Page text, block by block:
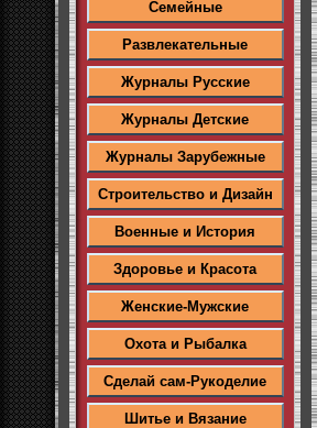
Семейные
Развлекательные
Журналы Русские
Журналы Детские
Журналы Зарубежные
Строительство и Дизайн
Военные и История
Здоровье и Красота
Женские-Мужские
Охота и Рыбалка
Сделай сам-Рукоделие
Шитье и Вязание